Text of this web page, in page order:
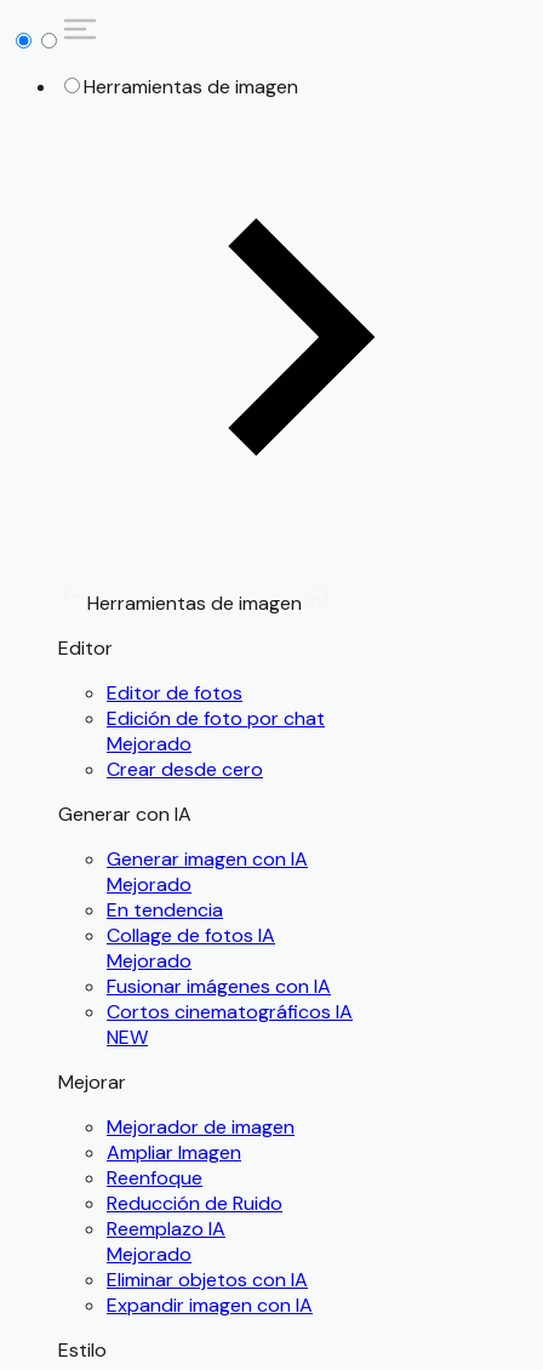
Herramientas de imagen
Herramientas de imagen
Editor
Editor de fotos
Edición de foto por chat
Mejorado
Crear desde cero
Generar con IA
Generar imagen con IA
Mejorado
En tendencia
Collage de fotos IA
Mejorado
Fusionar imágenes con IA
Cortos cinematográficos IA
NEW
Mejorar
Mejorador de imagen
Ampliar Imagen
Reenfoque
Reducción de Ruido
Reemplazo IA
Mejorado
Eliminar objetos con IA
Expandir imagen con IA
Estilo